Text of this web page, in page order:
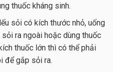
thuốc kháng sinh.
sỏi có kích thước nhỏ, uống
ra ngoài hoặc dùng thuốc
thuốc lớn thì có thể phải
để gắp sỏi ra.